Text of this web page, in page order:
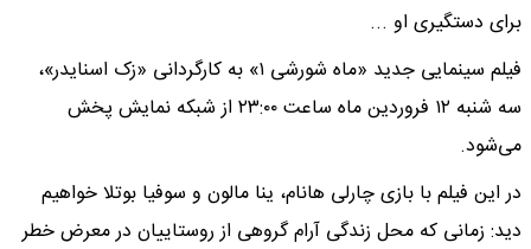
برای دستگیری او ...
فیلم سینمایی جدید «ماه شورشی ۱» به کارگردانی «زک اسنایدر»،
سه شنبه ۱۲ فروردین ماه ساعت ۲۳:۰۰ از شبکه نمایش پخش
می‌شود.
در این فیلم با بازی چارلی هانام، ینا مالون و سوفیا بوتلا خواهیم
دید: زمانی که محل زندگی آرام گروهی از روستاییان در معرض خطر